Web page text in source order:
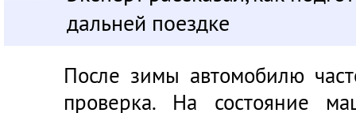
дальней поездке
После зимы автомобилю
проверка. На состояние